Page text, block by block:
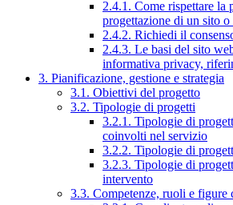
2.4.1. Come rispettare la
progettazione di un sito
2.4.2. Richiedi il
2.4.3. Le basi del sito
informativa privacy,
3. Pianificazione, gestione e strategia
3.1. Obiettivi del progetto
3.2. Tipologie di progetti
3.2.1. Tipologie di
coinvolti nel servizio
3.2.2. Tipologie di
3.2.3. Tipologie di
intervento
3.3. Competenze, ruoli e figure